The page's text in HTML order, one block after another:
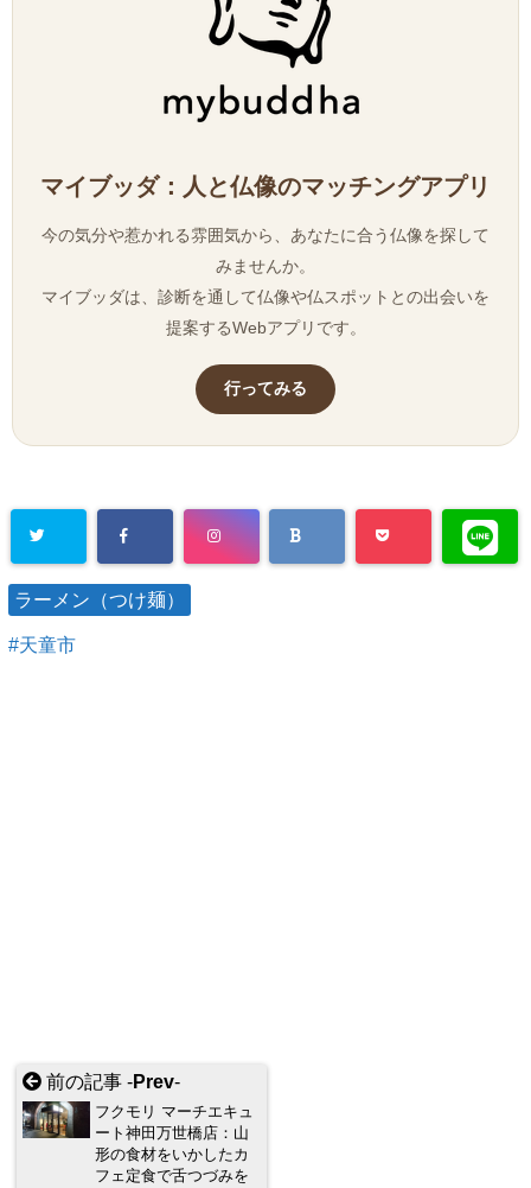
マイブッダ：人と仏像のマッチングアプリ
今の気分や惹かれる雰囲気から、あなたに合う仏像を探して
みませんか。
マイブッダは、診断を通して仏像や仏スポットとの出会いを
提案するWebアプリです。
行ってみる
ラーメン（つけ麺）
天童市
前の記事 -Prev-
フクモリ マーチエキュ
ート神田万世橋店：山
形の食材をいかしたカ
フェ定食で舌つづみを